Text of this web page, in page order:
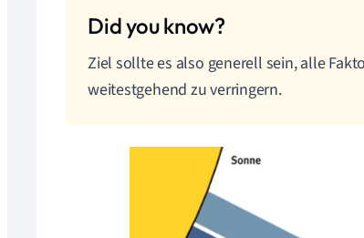
Ziel sollte es also generell sein, alle
weitestgehend zu verringern.